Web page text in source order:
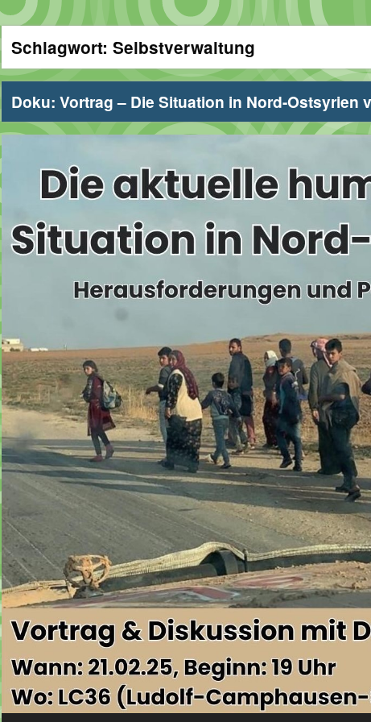
Schlagwort: Selbstverwaltung
Doku: Vortrag – Die Situation in Nord-Ostsyrien